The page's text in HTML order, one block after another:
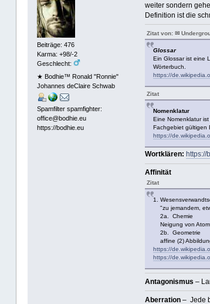
Beiträge: 476
Karma: +98/-2
Geschlecht:
★ Bodhie™ Ronald "Ronnie"
Johannes deClaire Schwab
Spamfilter spamfighter:
office@bodhie.eu
https://bodhie.eu
weiter sondern
Definition ist die
Zitat von: ✉
Glossar
Ein Glossar ist eine
Wörterbuch.
https://
Zitat
Nomenklatur
Eine Nomenklatur
Fachgebiet gültigen
https://
Wortklären: https://
Affinität
Zitat
1.
"zu jemandem,
2a. Chemie
Neigung von
2b. Geometrie
affine (2)
https://
https://
Antagonismus –
Aberration– Jede